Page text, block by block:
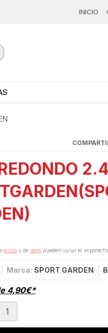
INICIO
envío y de pago pueden variar el importe
Marca: SPORT GARDEN
4,90€*